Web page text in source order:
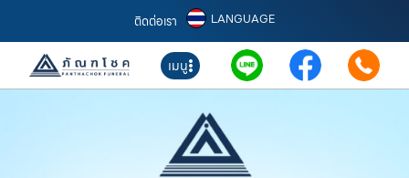
ติดต่อเรา LANGUAGE
เมนู